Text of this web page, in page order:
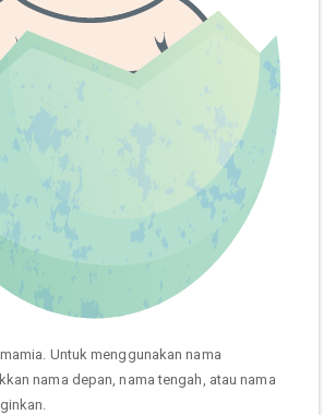
Untuk menggunakan nama
nama depan, nama tengah, atau nama